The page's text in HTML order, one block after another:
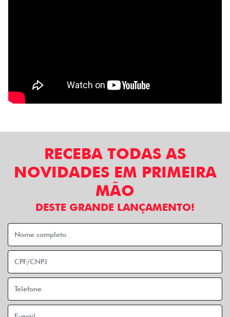
RECEBA TODAS AS
NOVIDADES EM PRIMEIRA
MÃO
DESTE GRANDE LANÇAMENTO!